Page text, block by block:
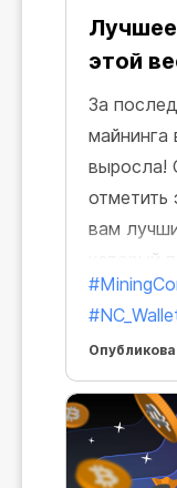
этой
За
майнинга
выросла!
отметить
вам
который
до